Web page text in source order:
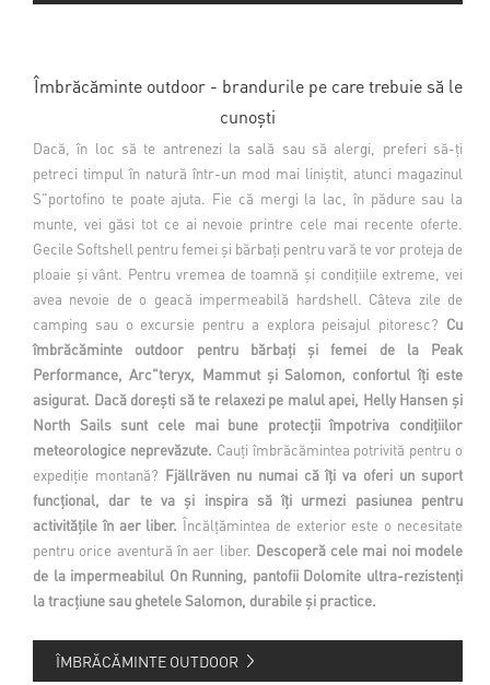
Îmbrăcăminte outdoor - brandurile pe care trebuie să le
cunoști
Dacă, în loc să te antrenezi la sală sau să alergi, preferi să-ți
petreci timpul în natură într-un mod mai liniștit, atunci magazinul
S"portofino te poate ajuta. Fie că mergi la lac, în pădure sau la
munte, vei găsi tot ce ai nevoie printre cele mai recente oferte.
Gecile Softshell pentru femei și bărbați pentru vară te vor proteja de
ploaie și vânt. Pentru vremea de toamnă și condițiile extreme, vei
avea nevoie de o geacă impermeabilă hardshell. Câteva zile de
camping sau o excursie pentru a explora peisajul pitoresc? Cu
îmbrăcăminte outdoor pentru bărbați și femei de la Peak
Performance, Arc"teryx, Mammut și Salomon, confortul îți este
asigurat. Dacă dorești să te relaxezi pe malul apei, Helly Hansen și
North Sails sunt cele mai bune protecții împotriva condițiilor
meteorologice neprevăzute. Cauți îmbrăcămintea potrivită pentru o
expediție montană? Fjällräven nu numai că îți va oferi un suport
funcțional, dar te va și inspira să îți urmezi pasiunea pentru
activitățile în aer liber.Încălțămintea de exterior este o necesitate
pentru orice aventură în aer liber. Descoperă cele mai noi modele
de la impermeabilul On Running, pantofii Dolomite ultra-rezistenți
la tracțiune sau ghetele Salomon, durabile și practice.
ÎMBRĂCĂMINTE OUTDOOR